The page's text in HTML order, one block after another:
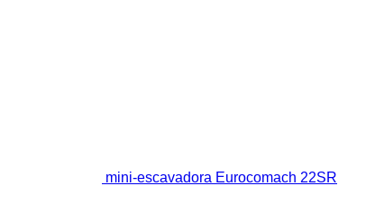
mini-escavadora Eurocomach 22SR